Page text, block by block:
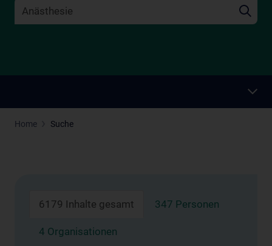
Home Suche
6179 Inhalte gesamt 347 Personen
4 Organisationen